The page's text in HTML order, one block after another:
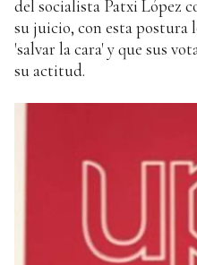
del socialista Patxi López
su juicio, con esta postura
'salvar la cara' y que sus
su actitud.